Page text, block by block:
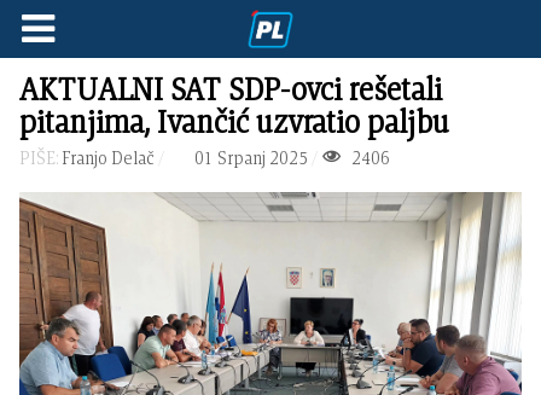
AKTUALNI SAT SDP-ovci rešetali
pitanjima, Ivančić uzvratio paljbu
PIŠE: Franjo Delač 01 Srpanj 2025 2406